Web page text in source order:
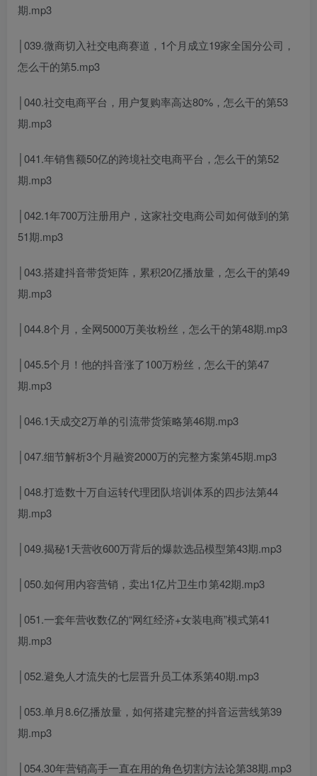
期.mp3
│039.微商切入社交电商赛道，1个月成立19家全国分公司，
怎么干的第5.mp3
│040.社交电商平台，用户复购率高达80%，怎么干的第53
期.mp3
│041.年销售额50亿的跨境社交电商平台，怎么干的第52
期.mp3
│042.1年700万注册用户，这家社交电商公司如何做到的第
51期.mp3
│043.搭建抖音带货矩阵，累积20亿播放量，怎么干的第49
期.mp3
│044.8个月，全网5000万美妆粉丝，怎么干的第48期.mp3
│045.5个月！他的抖音涨了100万粉丝，怎么干的第47
期.mp3
│046.1天成交2万单的引流带货策略第46期.mp3
│047.细节解析3个月融资2000万的完整方案第45期.mp3
│048.打造数十万自运转代理团队培训体系的四步法第44
期.mp3
│049.揭秘1天营收600万背后的爆款选品模型第43期.mp3
│050.如何用内容营销，卖出1亿片卫生巾第42期.mp3
│051.一套年营收数亿的“网红经济+女装电商”模式第41
期.mp3
│052.避免人才流失的七层晋升员工体系第40期.mp3
│053.单月8.6亿播放量，如何搭建完整的抖音运营线第39
期.mp3
│054.30年营销高手一直在用的角色切割方法论第38期.mp3